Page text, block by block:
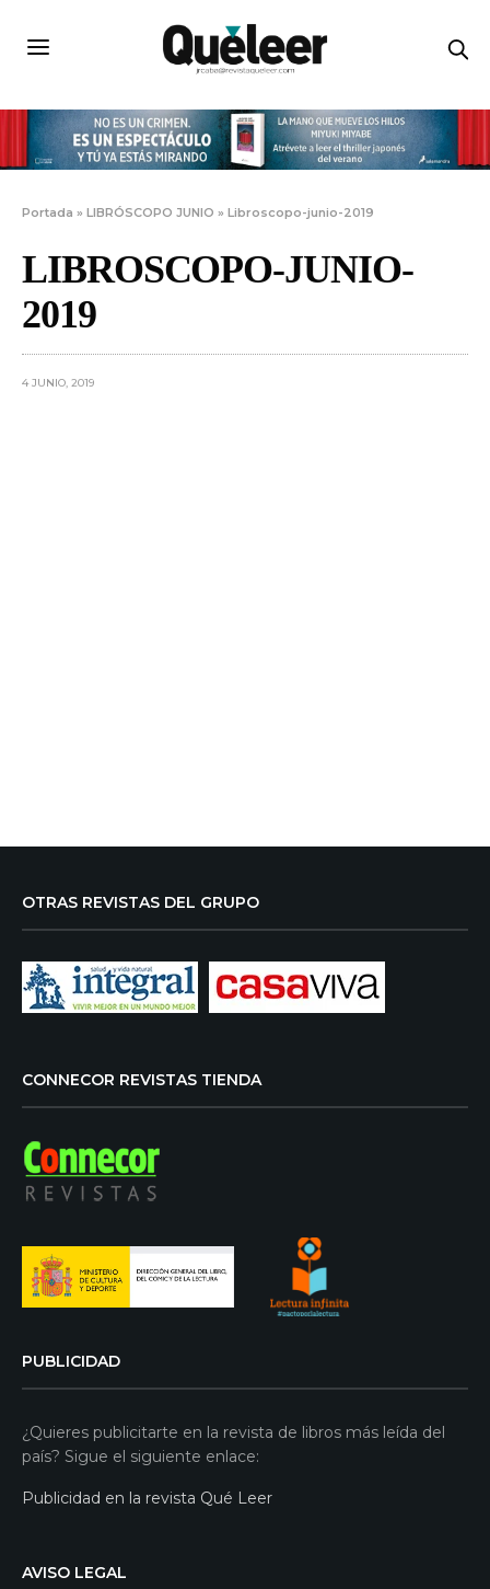
Portada »LIBRÓSCOPO JUNIO »Libroscopo-junio-2019
LIBROSCOPO-JUNIO-
2019
4 JUNIO, 2019
OTRAS REVISTAS DEL GRUPO
CONNECOR REVISTAS TIENDA
PUBLICIDAD
¿Quieres publicitarte en la revista de libros más leída del
país? Sigue el siguiente enlace:
Publicidad en la revista Qué Leer
AVISO LEGAL